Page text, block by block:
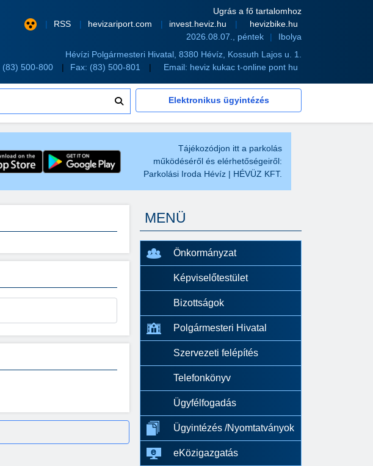
Ugrás a fő tartalomhoz
RSS
hevizariport.com invest.heviz.hu
hevizbike.hu
2026.08.07., péntek
Ibolya
Hévízi Polgármesteri Hivatal, 8380 Hévíz, Kossuth Lajos u. 1.
(83) 500-800 Fax: (83) 500-801 Email: heviz kukac t-online pont hu
Elektronikus ügyintézés
Tájékozódjon itt a parkolás
működéséről és elérhetőségeiről:
Parkolási Iroda Hévíz | HÉVÜZ KFT.
MENÜ
Önkormányzat
Képviselőtestület
Bizottságok
Polgármesteri Hivatal
Szervezeti felépítés
Telefonkönyv
Ügyfélfogadás
Ügyintézés /Nyomtatványok
eKözigazgatás